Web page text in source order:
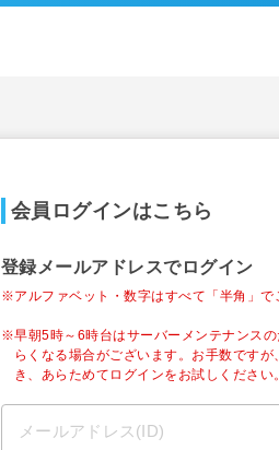
会員ログインはこちら
登録メールアドレスでログイン
※アルファベット・数字はすべて「半角」で
※早朝5時～6時台はサーバーメンテナンス
らくなる場合がございます。お手数です
き、あらためてログインをお試しください。